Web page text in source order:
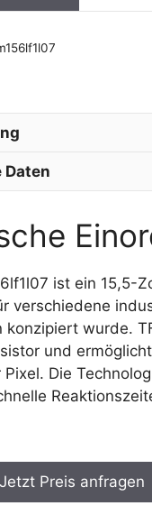
Daten
ist ein 15,5-
verschiedene
konzipiert wurde.
und
Pixel. Die
Jetzt Preis anfragen